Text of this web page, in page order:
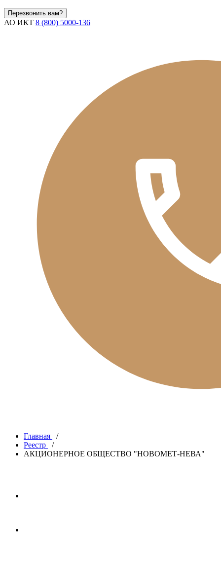
Перезвонить вам?
АО ИКТ 8 (800) 5000-136
Главная
/
Реестр
/
АКЦИОНЕРНОЕ ОБЩЕСТВО "НОВОМЕТ-НЕВА"